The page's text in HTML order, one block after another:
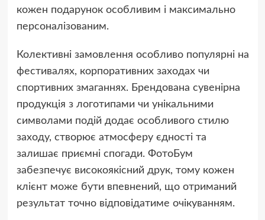
кожен подарунок особливим і максимально
персоналізованим.
Колективні замовлення особливо популярні на
фестивалях, корпоративних заходах чи
спортивних змаганнях. Брендована сувенірна
продукція з логотипами чи унікальними
символами подій додає особливого стилю
заходу, створює атмосферу єдності та
залишає приємні спогади. ФотоБум
забезпечує високоякісний друк, тому кожен
клієнт може бути впевнений, що отриманий
результат точно відповідатиме очікуванням.